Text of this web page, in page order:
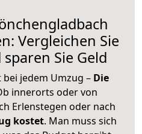
Vergleichen Sie
Sie Geld
jedem Umzug – Die
innerorts oder von
Erlenstegen oder nach
kostet. Man muss sich